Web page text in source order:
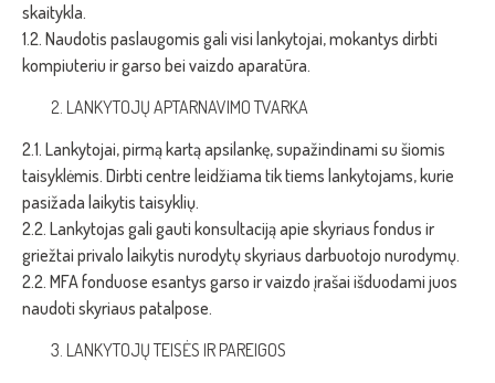
skaitykla.
1.2. Naudotis paslaugomis gali visi lankytojai, mokantys dirbti
kompiuteriu ir garso bei vaizdo aparatūra.
LANKYTOJŲ APTARNAVIMO TVARKA
2.1. Lankytojai, pirmą kartą apsilankę, supažindinami su šiomis
taisyklėmis. Dirbti centre leidžiama tik tiems lankytojams, kurie
pasižada laikytis taisyklių.
2.2. Lankytojas gali gauti konsultaciją apie skyriaus fondus ir
griežtai privalo laikytis nurodytų skyriaus darbuotojo nurodymų.
2.2. MFA fonduose esantys garso ir vaizdo įrašai išduodami juos
naudoti skyriaus patalpose.
LANKYTOJŲ TEISĖS IR PAREIGOS